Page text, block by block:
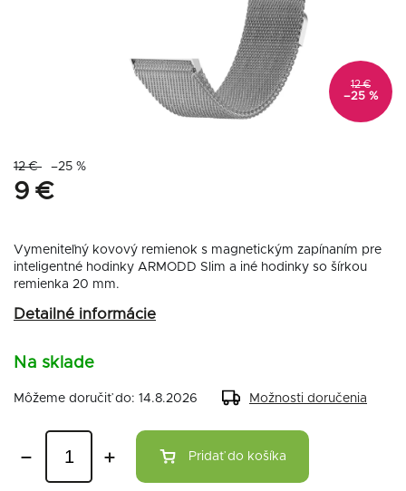
12 €
–25 %
12 € –25 %
9 €
Vymeniteľný kovový remienok s magnetickým zapínaním pre
inteligentné hodinky ARMODD Slim a iné hodinky so šírkou
remienka 20 mm.
Detailné informácie
Na sklade
Môžeme doručiť do: 14.8.2026 Možnosti doručenia
Pridať do košíka